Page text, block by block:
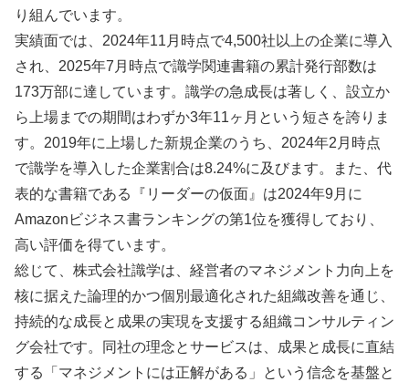
り組んでいます。
実績面では、2024年11月時点で4,500社以上の企業に導入
され、2025年7月時点で識学関連書籍の累計発行部数は
173万部に達しています。識学の急成長は著しく、設立か
ら上場までの期間はわずか3年11ヶ月という短さを誇りま
す。2019年に上場した新規企業のうち、2024年2月時点
で識学を導入した企業割合は8.24%に及びます。また、代
表的な書籍である『リーダーの仮面』は2024年9月に
Amazonビジネス書ランキングの第1位を獲得しており、
高い評価を得ています。
総じて、株式会社識学は、経営者のマネジメント力向上を
核に据えた論理的かつ個別最適化された組織改善を通じ、
持続的な成長と成果の実現を支援する組織コンサルティン
グ会社です。同社の理念とサービスは、成果と成長に直結
する「マネジメントには正解がある」という信念を基盤と